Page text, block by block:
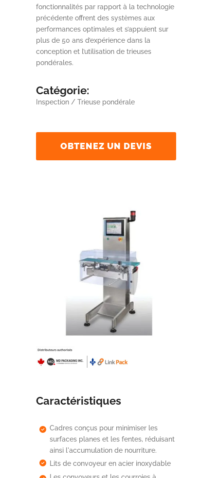
fonctionnalités par rapport à la technologie
précédente offrent des systèmes aux
performances optimales et s’appuient sur
plus de 50 ans d’expérience dans la
conception et l’utilisation de trieuses
pondérales.
Catégorie:
Inspection / Trieuse pondérale
OBTENEZ UN DEVIS
Caractéristiques
Cadres conçus pour minimiser les
surfaces planes et les fentes, réduisant
ainsi l'accumulation de nourriture.
Lits de convoyeur en acier inoxydable